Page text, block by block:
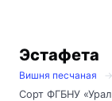
Эстафета
Вишня песчаная
Сорт ФГБНУ